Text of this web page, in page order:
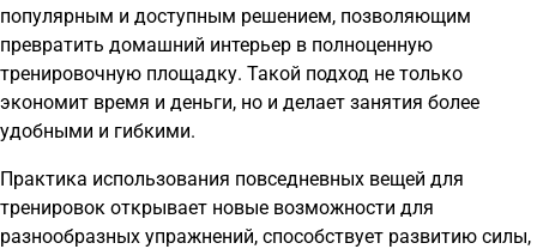
популярным и доступным решением, позволяющим
превратить домашний интерьер в полноценную
тренировочную площадку. Такой подход не только
экономит время и деньги, но и делает занятия более
удобными и гибкими.
Практика использования повседневных вещей для
тренировок открывает новые возможности для
разнообразных упражнений, способствует развитию силы,